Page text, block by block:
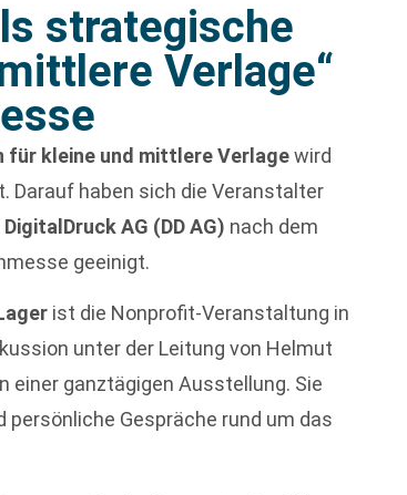
strategische
Verlage“
kleine und mittlere Verlagewird
Darauf haben sich die Veranstalter
DigitalDruck AG (DD AG) nach dem
geeinigt.
ist die Nonprofit-Veranstaltung in
unter der Leitung von Helmut
einer ganztägigen Ausstellung. Sie
Gespräche rund um das